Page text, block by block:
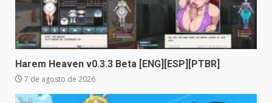
Harem Heaven v0.3.3 Beta [ENG][ESP][PTBR]
7 de agosto de 2026